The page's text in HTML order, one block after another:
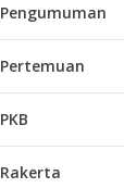
Pengumuman
Pertemuan
PKB
Rakerta